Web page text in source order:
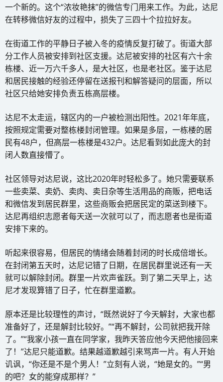
一个新的。这个“浓妆艳抹”的微信专门用来工作。为此，达尼
在转移微信好友的过程中，损失了三四十个拉拉好友。
在街道工作的平静日子被入冬的疫情反复打破了。街道大部
分工作人员被安排到社区支援。达尼被安排的社区有六十余
栋楼、近一万六千多人，是大社区，也是老社区。鉴于达尼
和居民接触的经验还停留在送报刊和解答疑问的层面，所以
社区只给她安排负责五栋高层楼。
达尼不太走运，辖区内的一户被检测出阳性。2021年年底，
按照规定需要对整栋楼封闭管理。如果是多层，一栋楼的居
民有48户，但高层一栋楼是432户。达尼看到如此庞大的封
闭人数直接懵了。
社区领导对达尼说，这比2020年时轻松多了。她只需要联系
一些卖菜、卖奶、卖肉、卖日杂等生活用品的商贩，把电话
和微信发到居民群里，这些商贩会把居民定的菜送到楼下。
达尼再组织志愿者每天送一次就可以了，而志愿者也是街道
安排下来的。
听起来很容易，但居民的情绪会随着封闭的时长成倍增长。
在封闭第五天时，达尼记错了日期，在居民群里说还有一天
就可以解除封闭。群里一片欢声雀跃。到了第二天早上，达
尼才发现算错了日子，忙在群里道歉。
原本还是比较理性的声讨，“既然说好了今天解封，大家也都
准备好了，还是解封比较好。”“再不解封，公司就把我开除
了。”“我家小孩一直在同学家，我昨天答应他今天把他接回来
了！”达尼只能道歉。结果越道歉越引来骂声一片。有人开始
讥讽，“你还是不是个男人！”立刻有人说，“她是女的。”“男
的吧？女的能穿成那样？”